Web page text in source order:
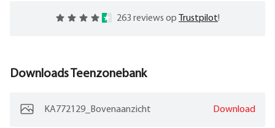
263 reviews op Trustpilot!
DownloadsTeenzonebank
KA772129_Bovenaanzicht Download